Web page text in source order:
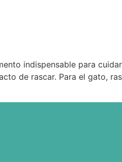
indispensable para
de rascar. Para el gato,